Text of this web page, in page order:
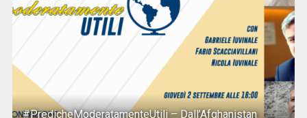
#PredicheModeratamenteUtili – Dall’Afghanistan